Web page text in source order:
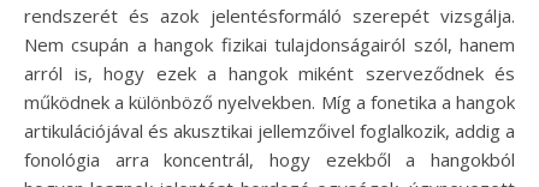
rendszerét és azok jelentésformáló szerepét vizsgálja.
Nem csupán a hangok fizikai tulajdonságairól szól, hanem
arról is, hogy ezek a hangok miként szerveződnek és
működnek a különböző nyelvekben. Míg a fonetika a hangok
artikulációjával és akusztikai jellemzőivel foglalkozik, addig a
fonológia arra koncentrál, hogy ezekből a hangokból